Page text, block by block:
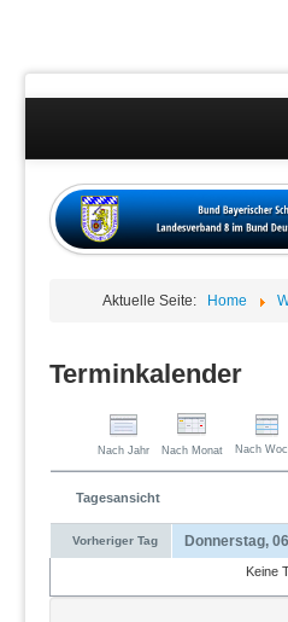
Aktuelle Seite: Home
Terminkalender
Nach Jahr Nach Monat Nach
Tagesansicht
Vorheriger Tag Donnerstag,
Keine